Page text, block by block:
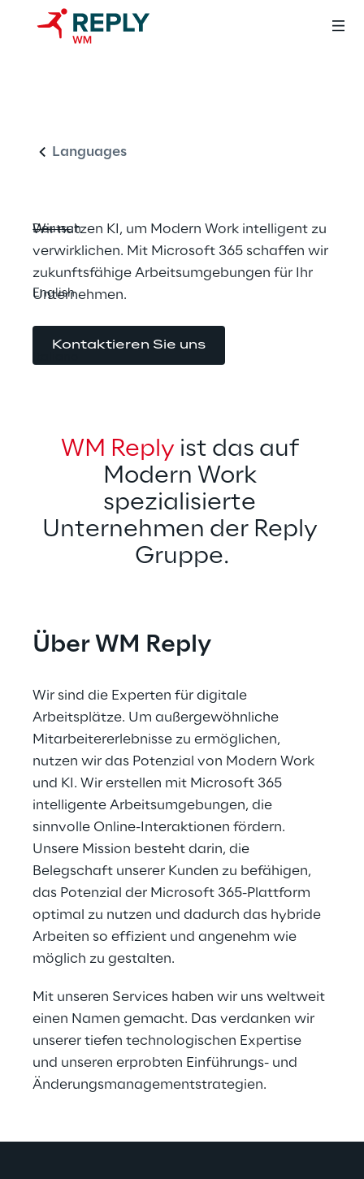
Languages
Deutsch
English
Wir nutzen KI, um Modern Work intelligent zu
verwirklichen. Mit Microsoft 365 schaffen wir
zukunftsfähige Arbeitsumgebungen für Ihr
Unternehmen.
Kontaktieren Sie uns
WM Reply ist das auf
Modern Work
spezialisierte
Unternehmen der Reply
Gruppe.
Über WM Reply
Wir sind die Experten für digitale
Arbeitsplätze. Um außergewöhnliche
Mitarbeitererlebnisse zu ermöglichen,
nutzen wir das Potenzial von Modern Work
und KI. Wir erstellen mit Microsoft 365
intelligente Arbeitsumgebungen, die
sinnvolle Online-Interaktionen fördern.
Unsere Mission besteht darin, die
Belegschaft unserer Kunden zu befähigen,
das Potenzial der Microsoft 365-Plattform
optimal zu nutzen und dadurch das hybride
Arbeiten so effizient und angenehm wie
möglich zu gestalten.
Mit unseren Services haben wir uns weltweit
einen Namen gemacht. Das verdanken wir
unserer tiefen technologischen Expertise
und unseren erprobten Einführungs- und
Änderungsmanagementstrategien.